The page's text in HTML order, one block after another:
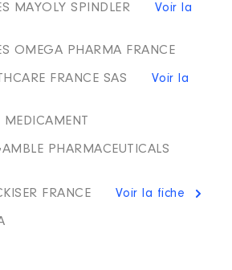
MAYOLY SPINDLER
Voir la
OMEGA PHARMA FRANCE
FRANCE SAS
Voir la
MEDICAMENT
PHARMACEUTICALS
FRANCE Voir la fiche